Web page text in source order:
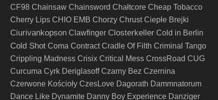
CF98 Chainsaw Chainsword Chałtcore Cheap Tobacco
Cherry Lips CHIO EMB Chorzy Chrust Ciepłe Brejki
Ciurivankopson Clawfinger Closterkeller Cold in Berlin
Cold Shot Coma Contract Cradle Of Filth Criminal Tango
Crippling Madness Crisix Critical Mess CrossRoad CUG
Curcuma Cyrk Deriglasoff Czarny Bez Czernina
Czerwone Kościoły CzesLove Dagorath Dammnatorum
Dance Like Dynamite Danny Boy Experience Danziger